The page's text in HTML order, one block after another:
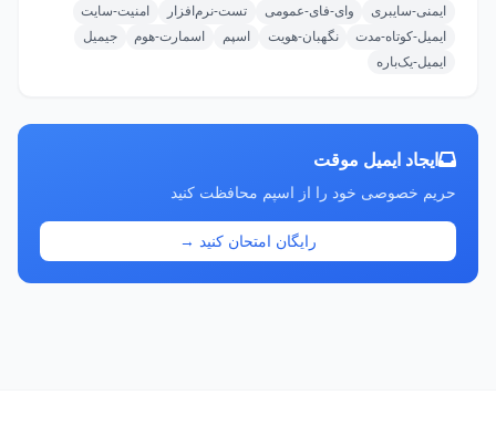
ایمنی-سایبری
وای-فای-عمومی تست-نرم‌افزار
امنیت-سایت
ایمیل-کوتاه-مدت
نگهبان-هویت اسپم اسمارت-هوم
جیمیل
ایمیل-یک‌باره
ایجاد ایمیل موقت
حریم خصوصی خود را از اسپم محافظت کنید
رایگان امتحان کنید →